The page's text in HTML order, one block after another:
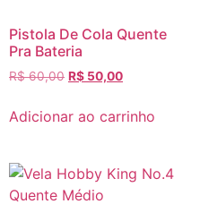
Pistola De Cola Quente
Pra Bateria
R$60,00 R$ 50,00
Adicionar ao carrinho